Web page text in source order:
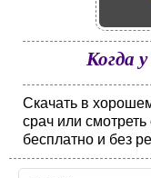
Когда
Скачать в
срач или
бесплатно и без